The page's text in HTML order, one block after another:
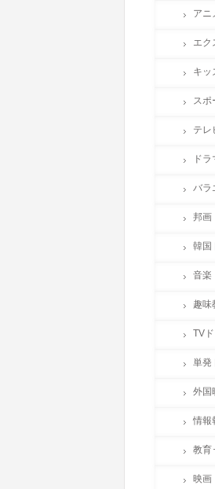
アニ
エク
キッ
スポ
テレ
ドラ
バラ
邦画
韓国
音楽
趣味
TV
単発
外国
情報
教育
映画